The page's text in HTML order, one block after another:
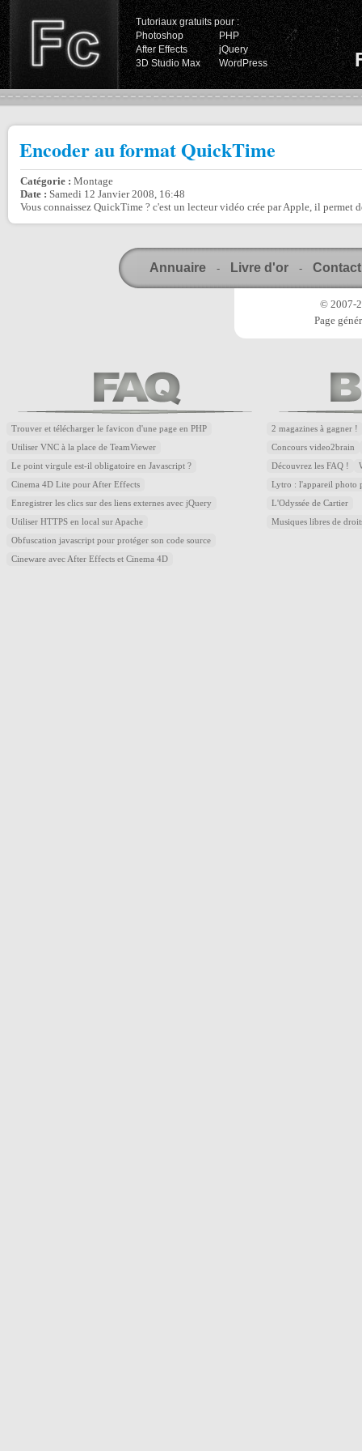
Tutoriaux gratuits pour :
Photoshop
PHP
After Effects
jQuery
3D Studio Max
WordPress
Encoder au format QuickTime
Catégorie : Montage
Date : Samedi 12 Janvier 2008, 16:48
Vous connaissez QuickTime ? c'est un lecteur vidéo crée par Apple, il permet
Annuaire - Livre d'or - Contact
© 2007-
Page
Trouver et télécharger le favicon d'une page en PHP
Utiliser VNC à la place de TeamViewer
Le point virgule est-il obligatoire en Javascript ?
Cinema 4D Lite pour After Effects
Enregistrer les clics sur des liens externes avec jQuery
Utiliser HTTPS en local sur Apache
Obfuscation javascript pour protéger son code source
Cineware avec After Effects et Cinema 4D
2 magazines à gagner !
Concours video2brain
Découvrez les FAQ !
Lytro : l'appareil photo
L'Odyssée de Cartier
Musiques libres de